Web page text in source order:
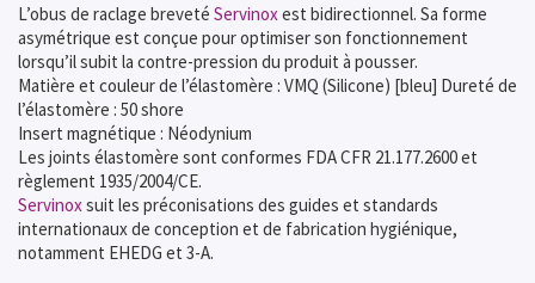
L’obus de raclage breveté Servinoxest bidirectionnel. Sa forme
asymétrique est conçue pour optimiser son fonctionnement
lorsqu’il subit la contre-pression du produit à pousser.
Matière et couleur de l’élastomère : VMQ (Silicone) [bleu] Dureté de
l’élastomère : 50 shore
Insert magnétique : Néodynium
Les joints élastomère sont conformes FDA CFR 21.177.2600 et
règlement 1935/2004/CE.
Servinoxsuit les préconisations des guides et standards
internationaux de conception et de fabrication hygiénique,
notamment EHEDG et 3-A.